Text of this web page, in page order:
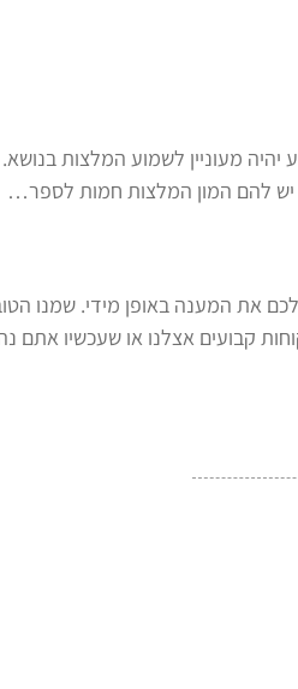
מעוניין לשמוע המלצות
יש להם המון המלצות חמות לספר…
את המענה באופן מידי. שמנו
קבועים אצלנו או שעכשיו אתם